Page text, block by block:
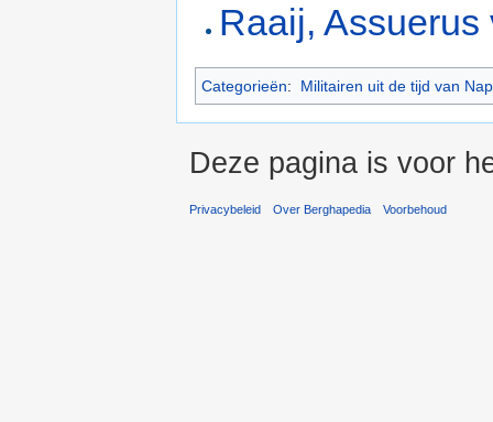
Raaij, Assuerus
Categorieën: Militairen uit de tijd van
Deze pagina is voor
Privacybeleid Over Berghapedia Voorbehoud